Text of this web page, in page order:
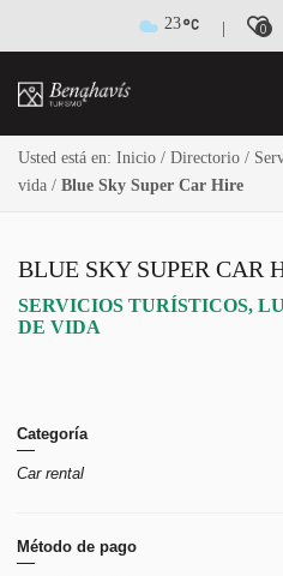
23 0
Usted está en: Inicio / Directorio /
vida / Blue Sky Super Car Hire
BLUE SKY SUPER CAR
SERVICIOS TURÍSTICOS,
DE VIDA
Categoría
Car rental
Método de pago